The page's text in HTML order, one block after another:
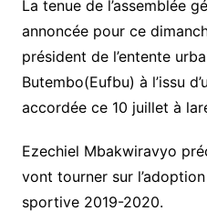
La tenue de l’assemblée
annoncée pour ce
président de l’entente
Butembo(Eufbu) à l’issu
accordée ce 10 juillet à
Ezechiel Mbakwiravyo
vont tourner sur
sportive 2019-2020.